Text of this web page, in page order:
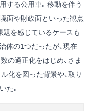
する公用車。移動を伴う
面や財政面といった観点
題を感じているケースも
体の1つだったが、現在
の適正化をはじめ、さま
化を図った背景や、取り
た。